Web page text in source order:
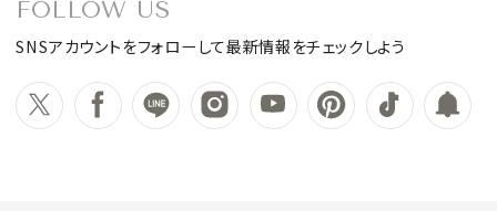
FOLLOW US
SNSアカウントをフォローして最新情報をチェックしよう